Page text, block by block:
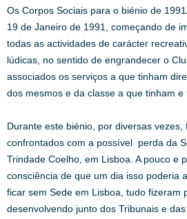
Os Corpos Sociais para o biénio de
19 de Janeiro de 1991, começando de
todas as actividades de carácter
lúdicas, no sentido de engrandecer o
associados os serviços a que tinham
dos mesmos e da classe a que tinham e
Durante este biénio, por diversas
confrontados com a possível perda da
Trindade Coelho, em Lisboa. A pouco e
consciência de que um dia isso poderia
ficar sem Sede em Lisboa, tudo fizeram
desenvolvendo junto dos Tribunais e